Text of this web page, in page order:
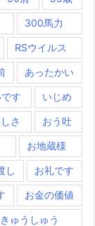
300馬力
RSウイルス
あったかい
す いじめ
さ おう吐
お地蔵様
し お礼です
お金の価値
きゅうしゅう